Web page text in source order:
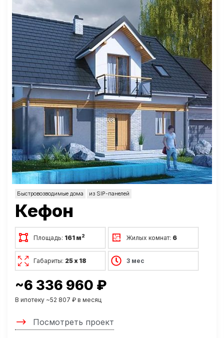
Быстровозводимые дома из SIP-панелей
Кефон
Площадь: 161 м2 Жилых комнат: 6
Габариты: 25 х 18 3 мес
~6 336 960 ₽
В ипотеку ~52 807 ₽ в месяц
Посмотреть проект